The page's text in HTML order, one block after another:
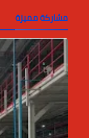
مشاركة مميزة